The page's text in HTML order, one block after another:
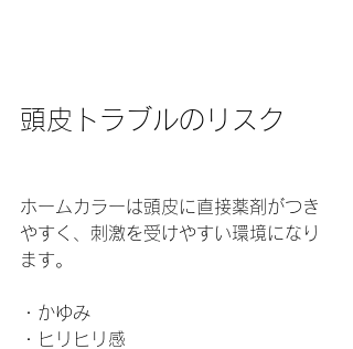
頭皮トラブルのリスク
ホームカラーは頭皮に直接薬剤がつき
やすく、刺激を受けやすい環境になり
ます。
・かゆみ
・ヒリヒリ感